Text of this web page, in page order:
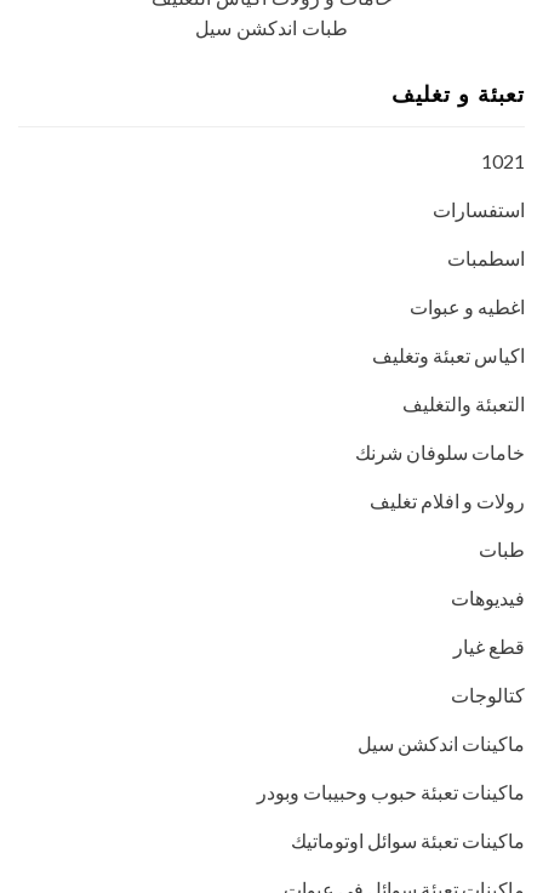
طبات اندكشن سيل
تعبئة و تغليف
1021
استفسارات
اسطمبات
اغطيه و عبوات
اكياس تعبئة وتغليف
التعبئة والتغليف
خامات سلوفان شرنك
رولات و افلام تغليف
طبات
فيديوهات
قطع غيار
كتالوجات
ماكينات اندكشن سيل
ماكينات تعبئة حبوب وحبيبات وبودر
ماكينات تعبئة سوائل اوتوماتيك